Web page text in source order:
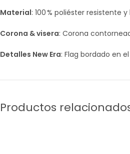
Material: 100 % poliéster resistente
Corona & visera: Corona
Detalles New Era: Flag bordado en
Productos